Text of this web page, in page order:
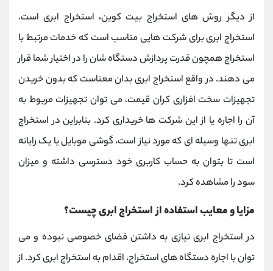
از دیگر روش های استخراج بیت کوین، استخراج ابری است.
استخراج ابری برای شرکت هایی مناسب است که خدمات مرتبط با
استخراج همچون قدرت پردازش دستگاه شان را در اختیار شما قرار
می دهند. در واقع استخراج ابری بدان معناست که بدون خریدن
تجهیزات سخت افزاری کران قیمت، می توان تجهیزات مربوط به
آن را اجاره یا از این شرکت ها خریداری کرد. بنابراین در استخراج
ابری تنها وسیله ای که مورد نیاز است، گوشی موبایل یا یک رایانه
است تا بتوان به حساب کاربری خود دسترسی داشته و میزان
سود را مشاهده کرد.
مزایا و معایب استفاده از استخراج ابری چیست؟
در استخراج ابری نیازی به داشتن فضای خصوصی نبوده و می
توان با اجاره دستگاه های استخراج، اقدام به استخراج ابری کرد. از